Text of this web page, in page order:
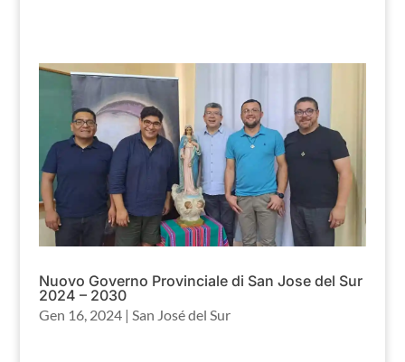
Nuovo Governo Provinciale di San Jose del Sur
2024 – 2030
Gen 16, 2024| San José del Sur